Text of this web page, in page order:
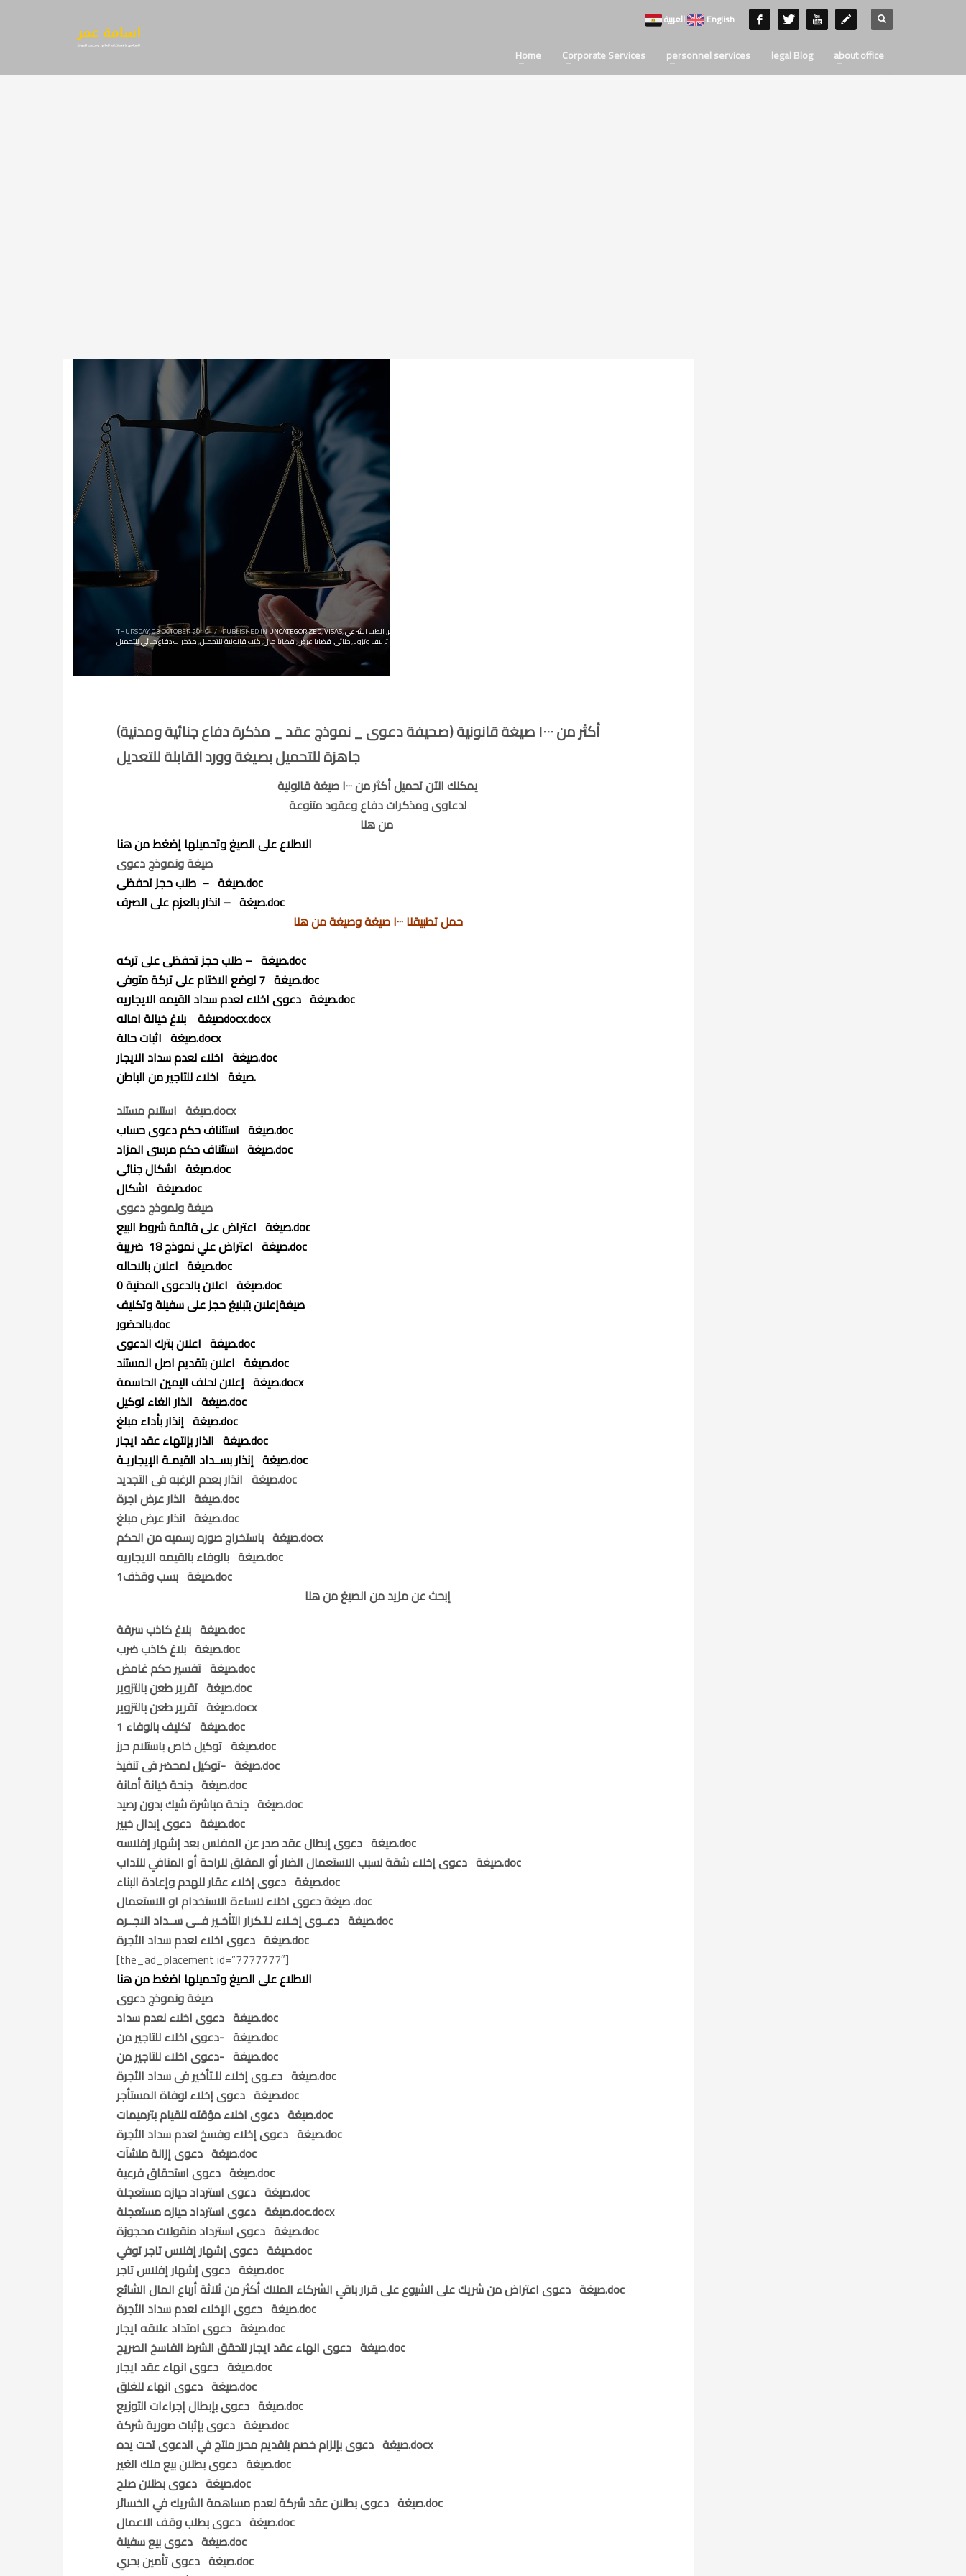
English
Home Corporate Services personnel services legal Blog about office
THURSDAY, 03 OCTOBER 2019 / PUBLISHED INUNCATEGORIZED,VISAS, الحصول على تأشيرة سفر,الطب الشرعي
تزييف وتزوير,جنائى,قضايا عرض,قضايا مال,كتب قانونية للتحميل,مذكرات دفاع جنائي للتحميل
أكثر من ١٠٠٠ صيغة قانونية (صحيفة دعوى _ نموذج عقد _ مذكرة دفاع جنائية ومدنية)
جاهزة للتحميل بصيغة وورد القابلة للتعديل
يمكنك الآن تحميل أكثر من ١٠٠٠ صيغة قانونية
لدعاوى ومذكرات دفاع وعقود متنوعة
من هنا
الاطلاع على الصيغ وتحميلها إضغط من هنا
صيغة – طلب حجز تحفظى.doc
صيغة – انذار بالعزم على الصرف.doc
حمل تطبيقنا ١٠٠٠ صيغة وصيغة من هنا
صيغة – طلب حجز تحفظى على تركه.doc
صيغة 7 لوضع الاختام على تركة متوفى.doc
صيغة دعوى اخلاء لعدم سداد القيمه الايجاريه.doc
صيغة بلاغ خيانة امانهdocx.docx
صيغة اثبات حالة.docx
صيغة اخلاء لعدم سداد الايجار.doc
صيغة اخلاء للتاجير من الباطن.
صيغة استلام مستند.docx
صيغة استئناف حكم دعوى حساب.doc
صيغة استئناف حكم مرسى المزاد.doc
صيغة اشكال جنائى.doc
صيغة اشكال.doc
صيغة اعتراض على قائمة شروط البيع.doc
صيغة اعتراض علي نموذج 18 ضريبة.doc
صيغة اعلان بالاحاله.doc
صيغة اعلان بالدعوى المدنية 0.doc
صيغةإعلان بتبليغ حجز على سفينة وتكليف
بالحضور.doc
صيغة اعلان بترك الدعوى.doc
صيغة اعلان بتقديم اصل المستند.doc
صيغة إعلان لحلف اليمين الحاسمة.docx
صيغة انذار الغاء توكيل.doc
صيغة إنذار بأداء مبلغ.doc
صيغة انذار بإنتهاء عقد ايجار.doc
صيغة إنذار بســداد القيمـة الإيجاريـة.doc
صيغة انذار بعدم الرغبه فى التجديد.doc
صيغة انذار عرض اجرة.doc
صيغة انذار عرض مبلغ.doc
صيغة باستخراج صوره رسميه من الحكم.docx
صيغة بالوفاء بالقيمه الايجاريه.doc
صيغة بسب وقذف1.doc
إبحث عن مزيد من الصيغ من هنا
صيغة بلاغ كاذب سرقة.doc
صيغة بلاغ كاذب ضرب.doc
صيغة تفسير حكم غامض.doc
صيغة تقرير طعن بالتزوير.doc
صيغة تقرير طعن بالتزوير.docx
صيغة تكليف بالوفاء 1.doc
صيغة توكيل خاص باستلام حرز.doc
صيغة -توكيل لمحضر فى تنفيذ.doc
صيغة جنحة خيانة أمانة.doc
صيغة جنحة مباشرة شيك بدون رصيد.doc
صيغة دعوى إبدال خبير.doc
صيغة دعوى إبطال عقد صدر عن المفلس بعد إشهار إفلاسه.doc
صيغة دعوى إخلاء شقة لسبب الاستعمال الضار أو المقلق للراحة أو المنافي للآداب.doc
صيغة دعوى إخلاء عقار للهدم وإعادة البناء.doc
صيغة دعوى اخلاء لاساءة الاستخدام او الاستعمال .doc
صيغة دعــوى إخـلاء لـتـكرار التأخـير فــى ســداد الاجــره.doc
صيغة دعوى اخلاء لعدم سداد الأجرة.doc
[the_ad_placement id=”7777777″]
صيغة دعوى اخلاء لعدم سداد.doc
صيغة -دعوى اخلاء للتاجير من.doc
صيغة -دعوى اخلاء للتاجير من.doc
صيغة دعـوى إخلاء للـتأخير فى سداد الأجرة.doc
صيغة دعوى إخلاء لوفاة المستأجر.doc
صيغة دعوى اخلاء مؤقته للقيام بترميمات.doc
صيغة دعوى إخلاء وفسخ لعدم سداد الأجرة.doc
صيغة دعوى إزالة منشآت.doc
صيغة دعوى استحقاق فرعية.doc
صيغة دعوى استرداد حيازه مستعجلة.doc
صيغة دعوى استرداد حيازه مستعجلة.doc.docx
صيغة دعوى استرداد منقولات محجوزة.doc
صيغة دعوى إشهار إفلاس تاجر توفي.doc
صيغة دعوى إشهار إفلاس تاجر.doc
صيغة دعوى اعتراض من شريك على الشيوع على قرار باقي الشركاء الملاك أكثر من ثلاثة أرباع المال الشائع.doc
صيغة دعوى الإخلاء لعدم سداد الأجرة.doc
صيغة دعوى امتداد علاقه ايجار.doc
صيغة دعوى انهاء عقد ايجار لتحقق الشرط الفاسخ الصريح.doc
صيغة دعوى انهاء عقد ايجار.doc
صيغة دعوى انهاء للغلق.doc
صيغة دعوى بإبطال إجراءات التوزيع.doc
صيغة دعوى بإثبات صورية شركة.doc
صيغة دعوى بإلزام خصم بتقديم محرر منتج في الدعوى تحت يده.docx
صيغة دعوى بطلان بيع ملك الغير.doc
صيغة دعوى بطلان صلح.doc
صيغة دعوى بطلان عقد شركة لعدم مساهمة الشريك في الخسائر.doc
صيغة دعوى بطلب وقف الاعمال.doc
صيغة دعوى بيع سفينة.doc
صيغة دعوى تأمين بحري.doc